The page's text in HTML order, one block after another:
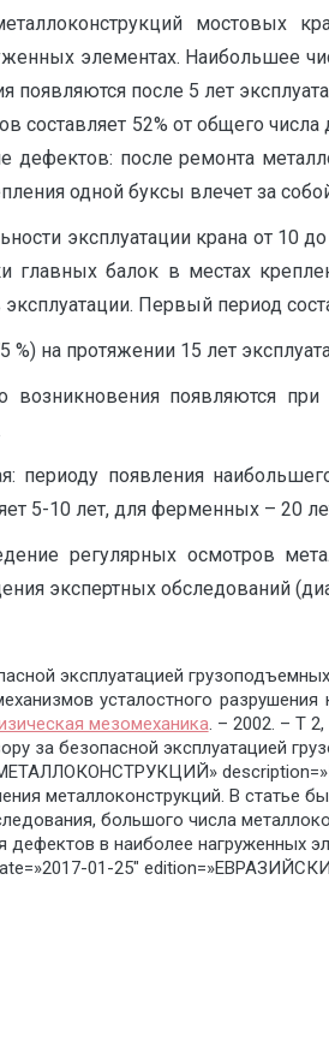
мостовых
элементах. Наибольшее
после 5 лет
составляет 52% от общего
дефектов: после ремонта
одной буксы влечет за
эксплуатации крана от 10
главных балок в местах
Первый период
на протяжении 15 лет
появляются
появления
5-10 лет, для ферменных – 20
регулярных осмотров
экспертных обследований
эксплуатацией
усталостного разрушения
мезомеханика . – 2002. – Т
за безопасной эксплуатацией
металлоконструкций. В статье
большого числа
в наиболее нагруженных
01-25″